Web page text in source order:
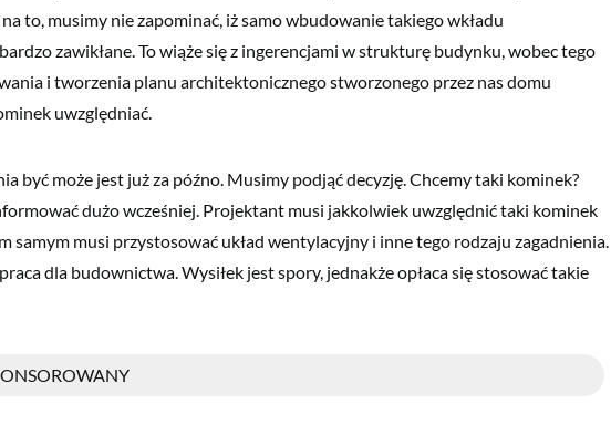
to, musimy nie zapominać, iż samo wbudowanie takiego wkładu
zawikłane. To wiąże się z ingerencjami w strukturę budynku, wobec tego
i tworzenia planu architektonicznego stworzonego przez nas domu
uwzględniać.
być może jest już za późno. Musimy podjąć decyzję. Chcemy taki kominek?
dużo wcześniej. Projektant musi jakkolwiek uwzględnić taki kominek
samym musi przystosować układ wentylacyjny i inne tego rodzaju zagadnienia.
dla budownictwa. Wysiłek jest spory, jednakże opłaca się stosować takie